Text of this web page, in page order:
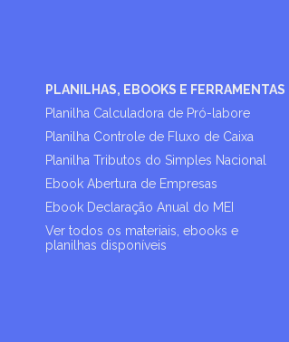
PLANILHAS, EBOOKS E FERRAMENTAS
Planilha Calculadora de Pró-labore
Planilha Controle de Fluxo de Caixa
Planilha Tributos do Simples Nacional
Ebook Abertura de Empresas
Ebook Declaração Anual do MEI
Ver todos os materiais, ebooks e
planilhas disponíveis